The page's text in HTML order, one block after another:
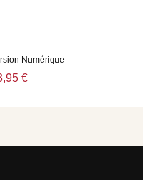
Numérique
€